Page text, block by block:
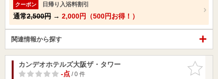
クーポン 日帰り入浴料割引
通常2,500円 → 2,000円（500円お得！）
関連情報から探す
お気に入
りに追加
カンデオホテルズ大阪ザ・タワー
-点/ 0 件